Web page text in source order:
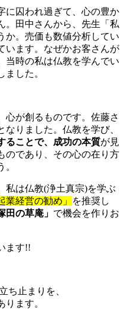
囚われ過ぎて、心の豊か
。田中さんから、先生「私
か。売価も数値分析してい
います。なぜかお客さんが
当時の私は仏教を学んでい
した。
が創るものです。佐藤さ
りました。仏教を学び、
ることで、成功の本質が見
のであり、その心の在り方
は仏教(浄土真宗)を学ぶ
業経営の勧め」
を推奨し
田の草庵」 で機会を作りお
ます!!
ち止まりを、
ます。